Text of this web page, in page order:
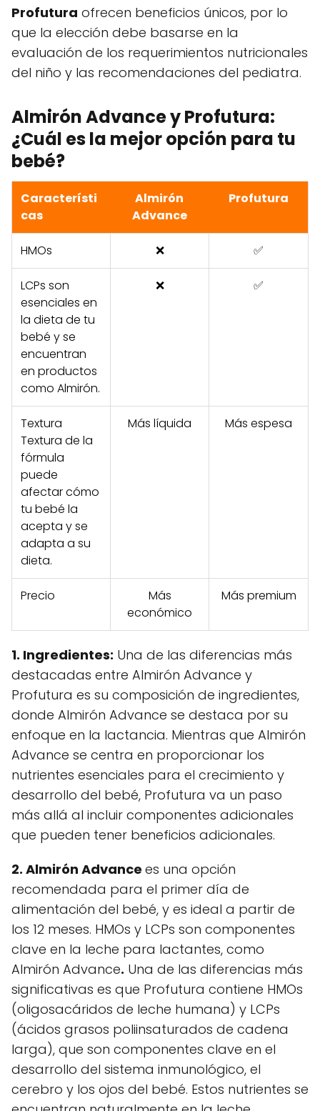
Profutura ofrecen beneficios únicos, por lo
que la elección debe basarse en la
evaluación de los requerimientos nutricionales
del niño y las recomendaciones del pediatra.
Almirón Advance y Profutura:
¿Cuál es la mejor opción para tu
bebé?
Característi
cas
Almirón
Advance
Profutura
HMOs ❌ ✅
LCPs son
esenciales en
la dieta de tu
bebé y se
encuentran
en productos
como Almirón.
❌ ✅
Textura
Textura de la
fórmula
puede
afectar cómo
tu bebé la
acepta y se
adapta a su
dieta.
Más líquida Más espesa
Precio
Más
económico
Más premium
1. Ingredientes: Una de las diferencias más
destacadas entre Almirón Advance y
Profutura es su composición de ingredientes,
donde Almirón Advance se destaca por su
enfoque en la lactancia. Mientras que Almirón
Advance se centra en proporcionar los
nutrientes esenciales para el crecimiento y
desarrollo del bebé, Profutura va un paso
más allá al incluir componentes adicionales
que pueden tener beneficios adicionales.
2. Almirón Advance es una opción
recomendada para el primer día de
alimentación del bebé, y es ideal a partir de
los 12 meses. HMOs y LCPs son componentes
clave en la leche para lactantes, como
Almirón Advance. Una de las diferencias más
significativas es que Profutura contiene HMOs
(oligosacáridos de leche humana) y LCPs
(ácidos grasos poliinsaturados de cadena
larga), que son componentes clave en el
desarrollo del sistema inmunológico, el
cerebro y los ojos del bebé. Estos nutrientes se